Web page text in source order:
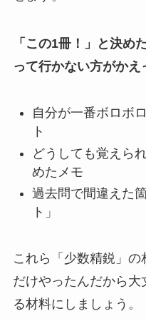
「この1冊！」と決め
って行かない方がかえ
自分が一番ボロボ
ト
どうしても覚えら
めたメモ
過去問で間違えた
ト」
これら「少数精鋭」
だけやったんだから
る材料にしましょう。